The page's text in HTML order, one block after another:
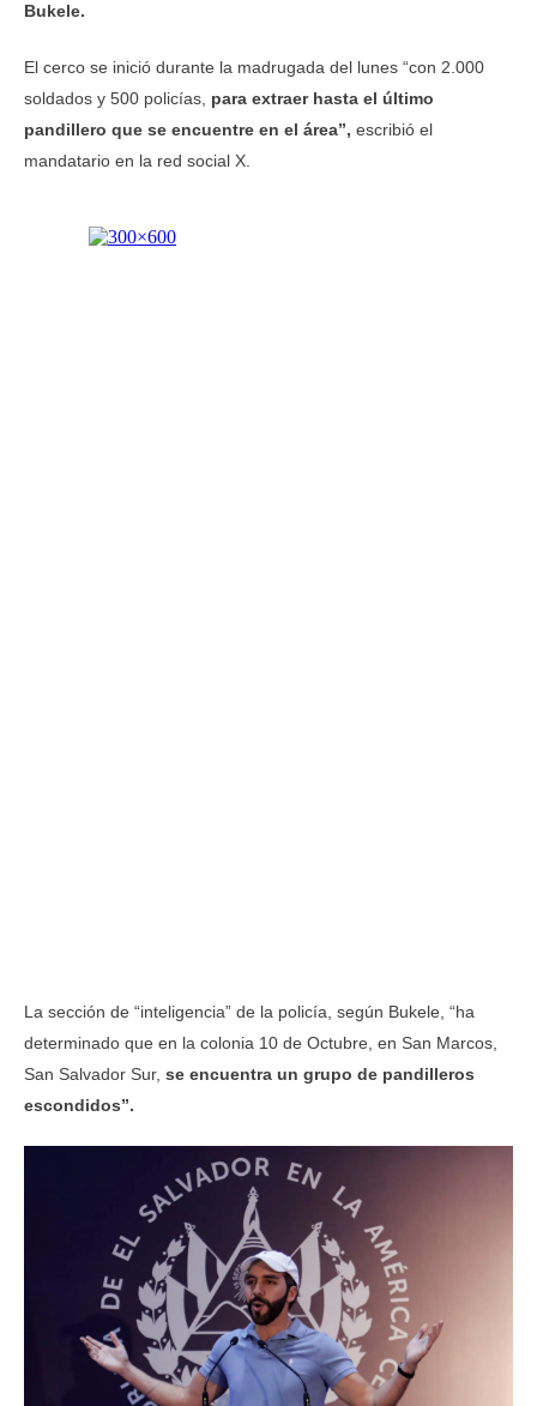
Bukele.
El cerco se inició durante la madrugada del lunes “con 2.000
soldados y 500 policías, para extraer hasta el último
pandillero que se encuentre en el área”, escribió el
mandatario en la red social X.
La sección de “inteligencia” de la policía, según Bukele, “ha
determinado que en la colonia 10 de Octubre, en San Marcos,
San Salvador Sur, se encuentra un grupo de pandilleros
escondidos”.